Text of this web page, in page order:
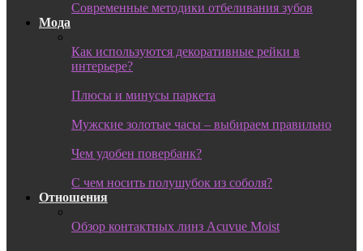
Современные методики отбеливания зубов
Мода
Как используются декоративные рейки в
интерьере?
Плюсы и минусы паркета
Мужские золотые часы – выбираем правильно
Чем удобен повербанк?
С чем носить полушубок из соболя?
Отношения
Обзор контактных линз Acuvue Moist